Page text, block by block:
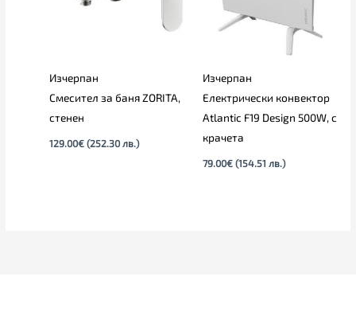
Изчерпан
Смесител за баня ZORITA,
стенен
129.00€ (252.30 лв.)
Изчерпан
Електрически конвектор
Atlantic F19 Design 500W, с
крачета
79.00€ (154.51 лв.)